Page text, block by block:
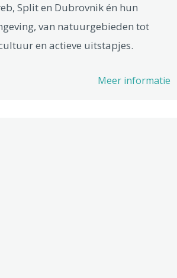
Split en Dubrovnik én hun
van natuurgebieden tot
en actieve uitstapjes.
Meer informatie